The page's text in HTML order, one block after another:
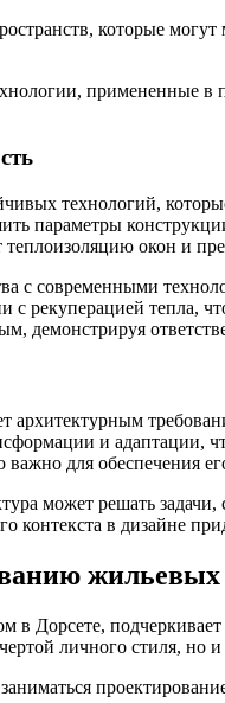
которые могут
примененные в
технологий,
параметры
окон и
с современными
рекуперацией тепла,
демонстрируя
и адаптации,
важно для обеспечения
может решать
контекста в дизайне
жильевых
Дорсете,
личного стиля, но